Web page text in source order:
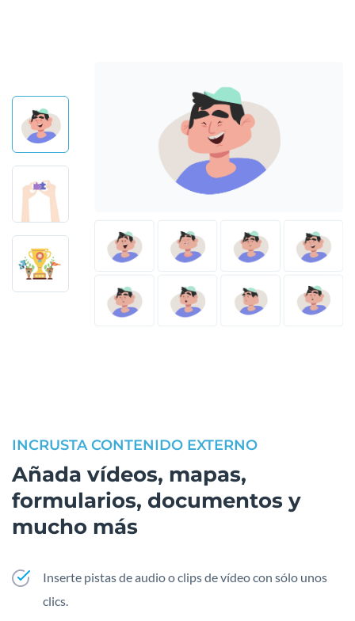
INCRUSTA CONTENIDO EXTERNO
Añada vídeos, mapas,
formularios, documentos y
mucho más
Inserte pistas de audio o clips de vídeo con sólo unos
clics.